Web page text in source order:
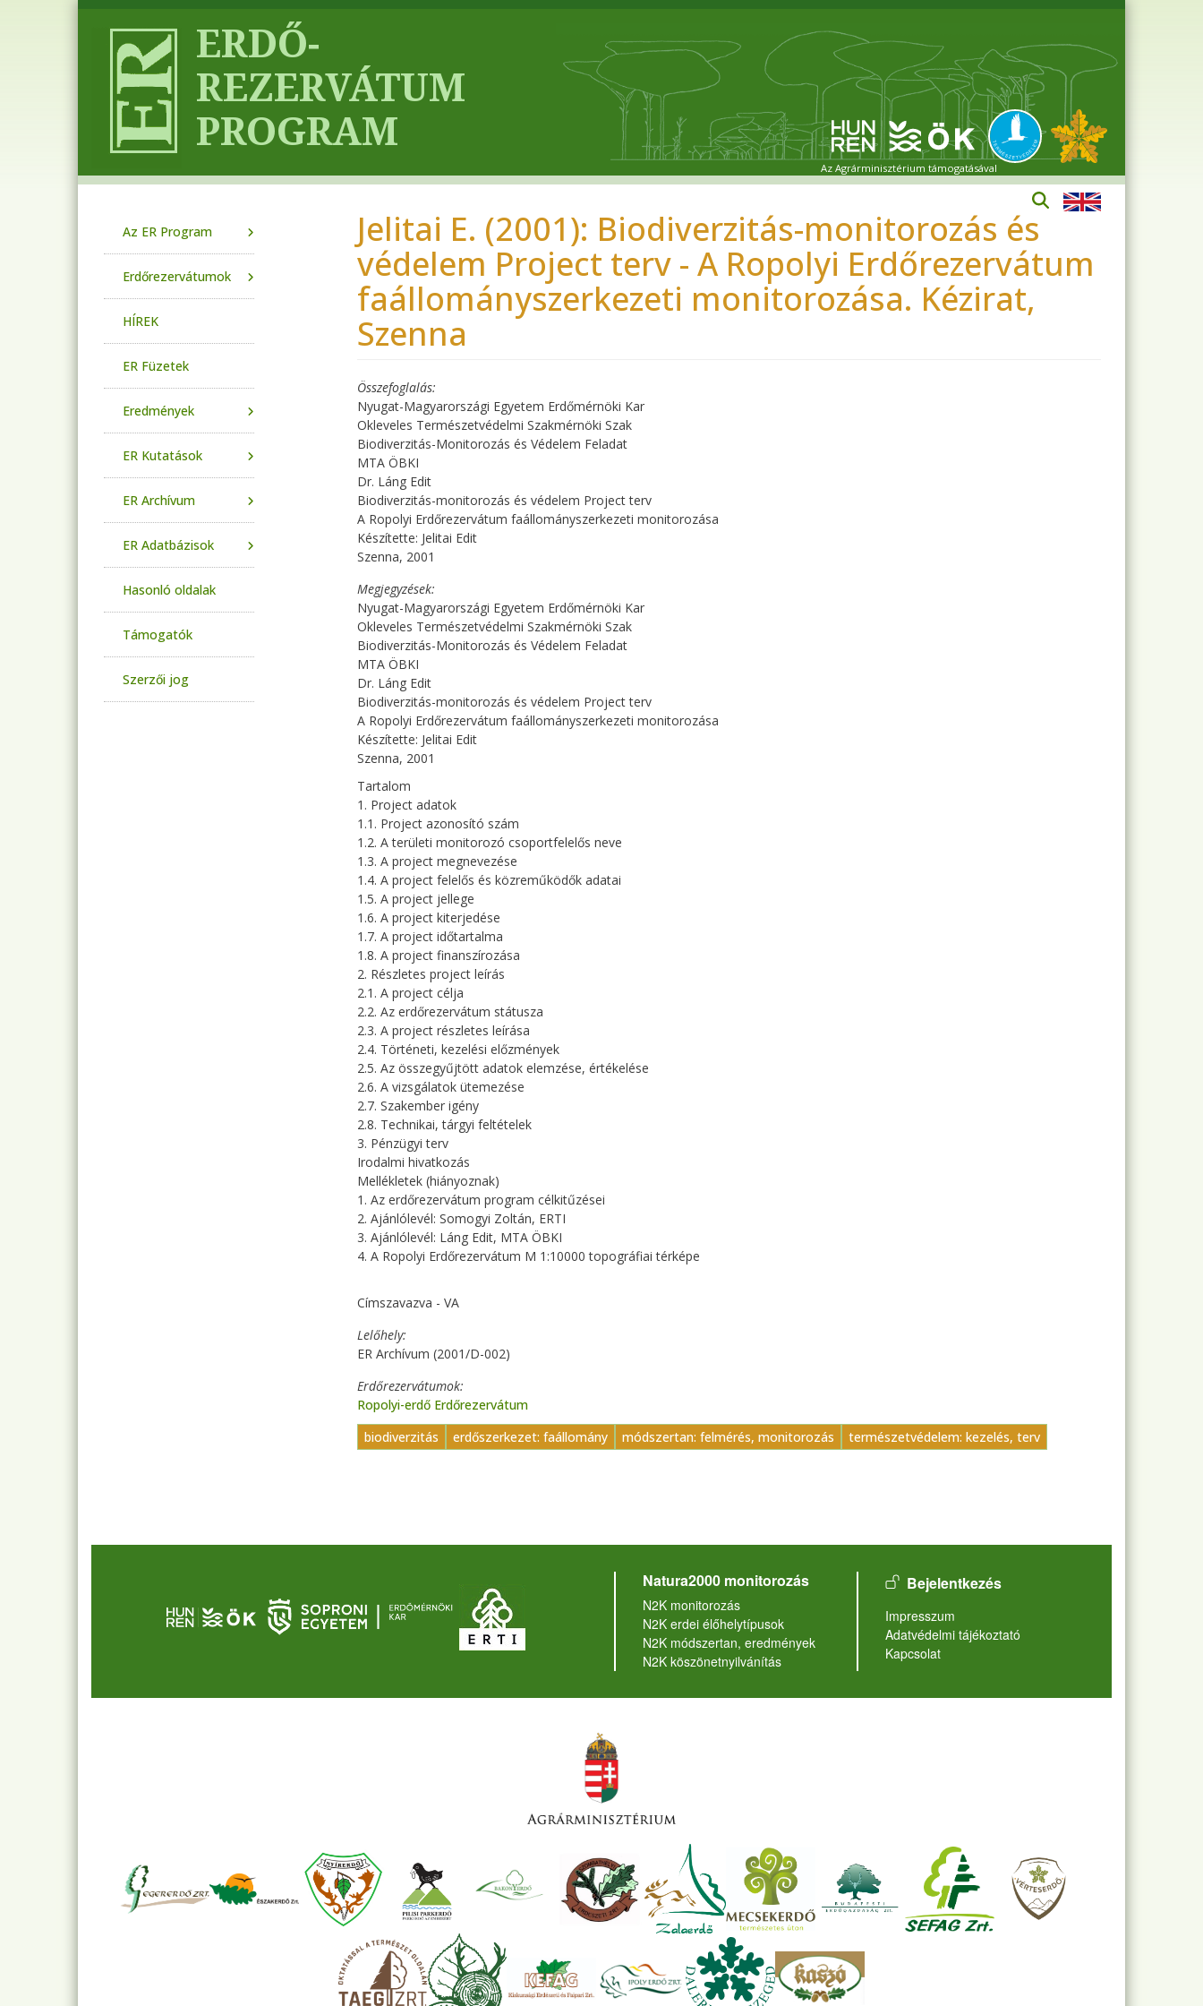
Az Agrárminisztérium támogatásával
Jelitai E. (2001): Biodiverzitás-monitorozás és
védelem Project terv - A Ropolyi Erdőrezervátum
faállományszerkezeti monitorozása. Kézirat,
Szenna
Összefoglalás
Nyugat-Magyarországi Egyetem Erdőmérnöki Kar
Okleveles Természetvédelmi Szakmérnöki Szak
Biodiverzitás-Monitorozás és Védelem Feladat
MTA ÖBKI
Dr. Láng Edit
Biodiverzitás-monitorozás és védelem Project terv
A Ropolyi Erdőrezervátum faállományszerkezeti monitorozása
Készítette: Jelitai Edit
Szenna, 2001
Megjegyzések
Nyugat-Magyarországi Egyetem Erdőmérnöki Kar
Okleveles Természetvédelmi Szakmérnöki Szak
Biodiverzitás-Monitorozás és Védelem Feladat
MTA ÖBKI
Dr. Láng Edit
Biodiverzitás-monitorozás és védelem Project terv
A Ropolyi Erdőrezervátum faállományszerkezeti monitorozása
Készítette: Jelitai Edit
Szenna, 2001
Tartalom
1. Project adatok
1.1. Project azonosító szám
1.2. A területi monitorozó csoportfelelős neve
1.3. A project megnevezése
1.4. A project felelős és közreműködők adatai
1.5. A project jellege
1.6. A project kiterjedése
1.7. A project időtartalma
1.8. A project finanszírozása
2. Részletes project leírás
2.1. A project célja
2.2. Az erdőrezervátum státusza
2.3. A project részletes leírása
2.4. Történeti, kezelési előzmények
2.5. Az összegyűjtött adatok elemzése, értékelése
2.6. A vizsgálatok ütemezése
2.7. Szakember igény
2.8. Technikai, tárgyi feltételek
3. Pénzügyi terv
Irodalmi hivatkozás
Mellékletek (hiányoznak)
1. Az erdőrezervátum program célkitűzései
2. Ajánlólevél: Somogyi Zoltán, ERTI
3. Ajánlólevél: Láng Edit, MTA ÖBKI
4. A Ropolyi Erdőrezervátum M 1:10000 topográfiai térképe
Címszavazva - VA
Lelőhely
ER Archívum (2001/D-002)
Erdőrezervátumok
Ropolyi-erdő Erdőrezervátum
biodiverzitás
erdőszerkezet: faállomány módszertan: felmérés, monitorozás természetvédelem: kezelés, terv
Az ER Program
Erdőrezervátumok
HÍREK
ER Füzetek
Eredmények
ER Kutatások
ER Archívum
ER Adatbázisok
Hasonló oldalak
Támogatók
Szerzői jog
Natura2000 monitorozás
N2K monitorozás
N2K erdei élőhelytípusok
N2K módszertan, eredmények
N2K köszönetnyilvánítás
User account menu
Bejelentkezés
Lábléc
Impresszum
Adatvédelmi tájékoztató
Kapcsolat